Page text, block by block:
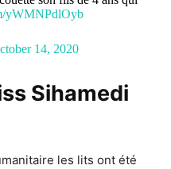
yWMNPdlOyb
14, 2020
Sihamedi
les lits ont été